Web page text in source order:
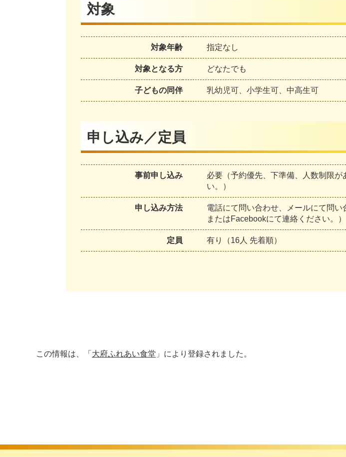
対象
対象年齢 指定なし
対象となる方 どなたでも
子どもの同伴 乳幼児可、小学生可、中高生可
申し込み／定員
事前申し込み
必要（予約優先、下準備、人数制限
い。）
申し込み方法
電話にて問い合わせ、メールにて問
またはFacebookにて連絡ください。）
定員 有り（16人 先着順）
この情報は、「 大府ふれあい食堂 」により登録されました。